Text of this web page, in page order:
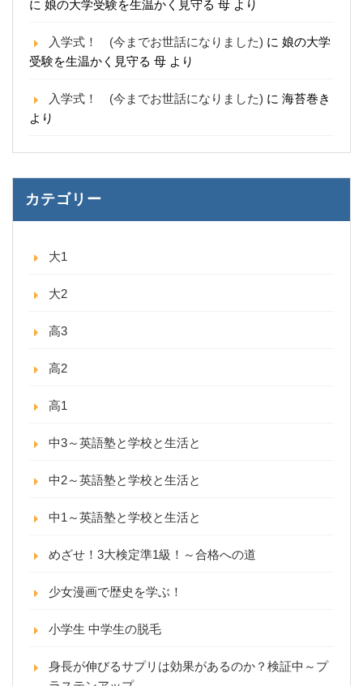
に 娘の大学受験を生温かく見守る 母 より
入学式！ (今までお世話になりました) に 娘の大学
受験を生温かく見守る 母 より
入学式！ (今までお世話になりました) に 海苔巻き
より
カテゴリー
大1
大2
高3
高2
高1
中3～英語塾と学校と生活と
中2～英語塾と学校と生活と
中1～英語塾と学校と生活と
めざせ！3大検定準1級！～合格への道
少女漫画で歴史を学ぶ！
小学生 中学生の脱毛
身長が伸びるサプリは効果があるのか？検証中～プ